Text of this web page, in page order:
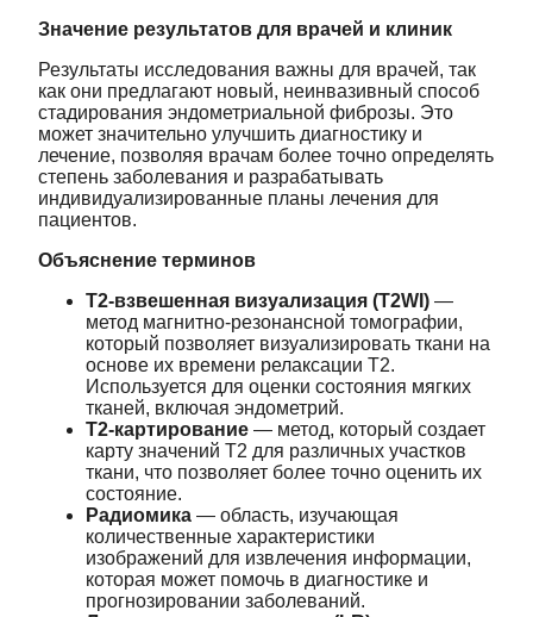
Значение результатов для врачей и клиник
Результаты исследования важны для врачей, так
как они предлагают новый, неинвазивный способ
стадирования эндометриальной фиброзы. Это
может значительно улучшить диагностику и
лечение, позволяя врачам более точно определять
степень заболевания и разрабатывать
индивидуализированные планы лечения для
пациентов.
Объяснение терминов
Т2-взвешенная визуализация (T2WI) —
метод магнитно-резонансной томографии,
который позволяет визуализировать ткани на
основе их времени релаксации T2.
Используется для оценки состояния мягких
тканей, включая эндометрий.
T2-картирование — метод, который создает
карту значений T2 для различных участков
ткани, что позволяет более точно оценить их
состояние.
Радиомика — область, изучающая
количественные характеристики
изображений для извлечения информации,
которая может помочь в диагностике и
прогнозировании заболеваний.